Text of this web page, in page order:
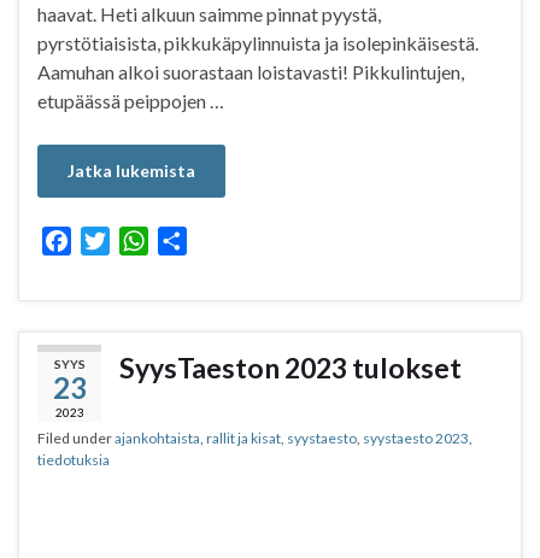
haavat. Heti alkuun saimme pinnat pyystä,
pyrstötiaisista, pikkukäpylinnuista ja isolepinkäisestä.
Aamuhan alkoi suorastaan loistavasti! Pikkulintujen,
etupäässä peippojen …
Jatka lukemista
c
e
b
o
o
k
i
t
W
a
t
A
p
a
r
e
SYYS
23
2023
SyysTaeston 2023 tulokset
Filed underajankohtaista rallit ja kisat syystaesto syystaesto 2023
tiedotuksia